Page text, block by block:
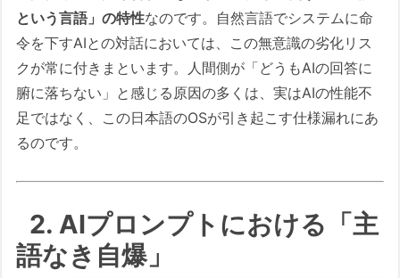
という言語」の特性なのです。自然言語でシステムに命
令を下すAIとの対話においては、この無意識の劣化リス
クが常に付きまといます。人間側が「どうもAIの回答に
腑に落ちない」と感じる原因の多くは、実はAIの性能不
足ではなく、この日本語のOSが引き起こす仕様漏れにあ
るのです。
2. AIプロンプトにおける「主
語なき自爆」